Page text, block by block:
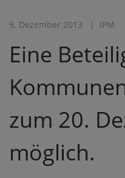
9. Dezember 2013 IPM
Eine
zum 20.
möglich.